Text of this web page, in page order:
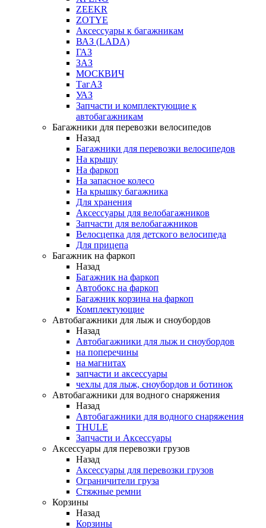
ZEEKR
ZOTYE
Аксессуары к багажникам
ВАЗ (LADA)
ГАЗ
ЗАЗ
МОСКВИЧ
ТагАЗ
УАЗ
Запчасти и комплектующие к
автобагажникам
Багажники для перевозки велосипедов
Назад
Багажники для перевозки велосипедов
На крышу
На фаркоп
На запасное колесо
На крышку багажника
Для хранения
Аксессуары для велобагажников
Запчасти для велобагажников
Велосцепка для детского велосипеда
Для прицепа
Багажник на фаркоп
Назад
Багажник на фаркоп
Автобокс на фаркоп
Багажник корзина на фаркоп
Комплектующие
Автобагажники для лыж и сноубордов
Назад
Автобагажники для лыж и сноубордов
на поперечины
на магнитах
запчасти и аксессуары
чехлы для лыж, сноубордов и ботинок
Автобагажники для водного снаряжения
Назад
Автобагажники для водного снаряжения
THULE
Запчасти и Аксессуары
Аксессуары для перевозки грузов
Назад
Аксессуары для перевозки грузов
Ограничители груза
Стяжные ремни
Корзины
Назад
Корзины